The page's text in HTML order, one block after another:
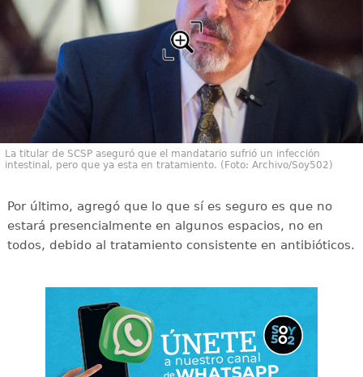
La titular de SCSP aseguró que el mandatario sufrió un infección
intestinal, pero que ya esta en tratamiento. (Foto: Archivo/Soy502)
Por último, agregó que lo que sí es seguro es que no
estará presencialmente en algunos espacios, no en
todos, debido al tratamiento consistente en antibióticos.